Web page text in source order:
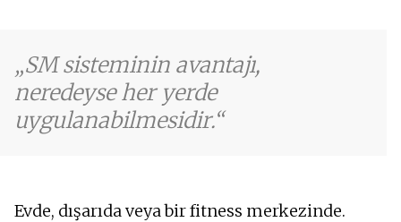
SM sisteminin avantajı,
neredeyse her yerde
uygulanabilmesidir.
Evde, dışarıda veya bir fitness merkezinde.